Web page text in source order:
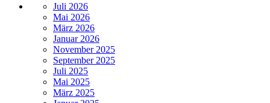
Juli 2026
Mai 2026
März 2026
Januar 2026
November 2025
September 2025
Juli 2025
Mai 2025
März 2025